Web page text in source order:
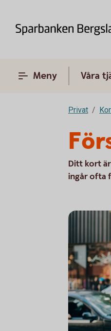
Meny Våra
Privat
Ditt kort
ingår ofta